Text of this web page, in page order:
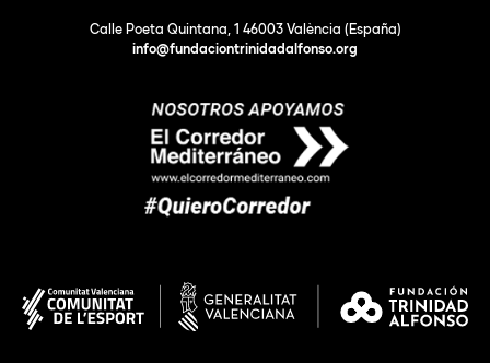
Calle Poeta Quintana, 1 46003 València (España)
info@fundaciontrinidadalfonso.org